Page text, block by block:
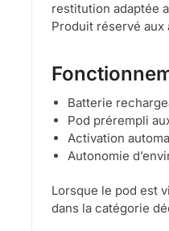
restitution adaptée
Produit réservé aux
Batterie
Pod prérempli
Activation
Autonomie
Lorsque le pod est
dans la catégorie